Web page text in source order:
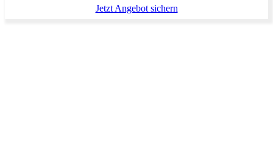
Jetzt Angebot sichern